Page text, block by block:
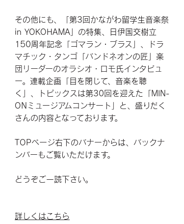
その他にも、「第3回かながわ留学生音楽祭
in YOKOHAMA」の特集、日伊国交樹立
150周年記念「ゴマラン・ブラス」、ドラ
マチック・タンゴ「バンドネオンの匠」楽
団リーダーのオラシオ・ロモ氏インタビュ
ー。連載企画「目を閉じて、音楽を聴
く」、トピックスは第30回を迎えた「MIN-
ONミュージアムコンサート」と、盛りだく
さんの内容となっております。
TOPページ右下のバナーからは、バックナ
ンバーもご覧いただけます。
どうぞご一読下さい。
詳しくはこちら